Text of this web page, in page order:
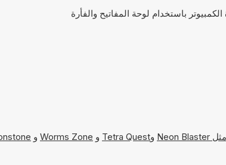
Neon Blaster وTetra Quest و Worms Zone و